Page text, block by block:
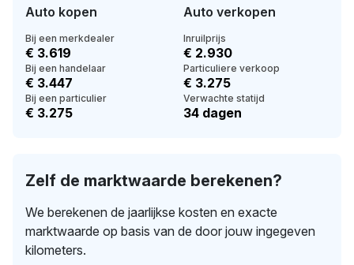
Auto kopen
Bij een merkdealer
€ 3.619
Bij een handelaar
€ 3.447
Bij een particulier
€ 3.275
Auto verkopen
Inruilprijs
€ 2.930
Particuliere verkoop
€ 3.275
Verwachte statijd
34 dagen
Zelf de marktwaarde berekenen?
We berekenen de jaarlijkse kosten en exacte
marktwaarde op basis van de door jouw ingegeven
kilometers.